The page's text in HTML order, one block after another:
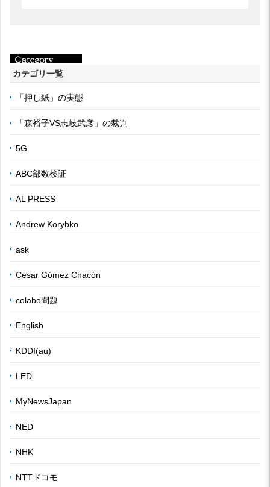
カテゴリ一覧
「押し紙」の実態
「森裕子VS志岐武彦」の裁判
5G
ABC部数検証
AL PRESS
Andrew Korybko
ask
César Gómez Chacón
colabo問題
English
KDDI(au)
LED
MyNewsJapan
NED
NHK
NTTドコモ